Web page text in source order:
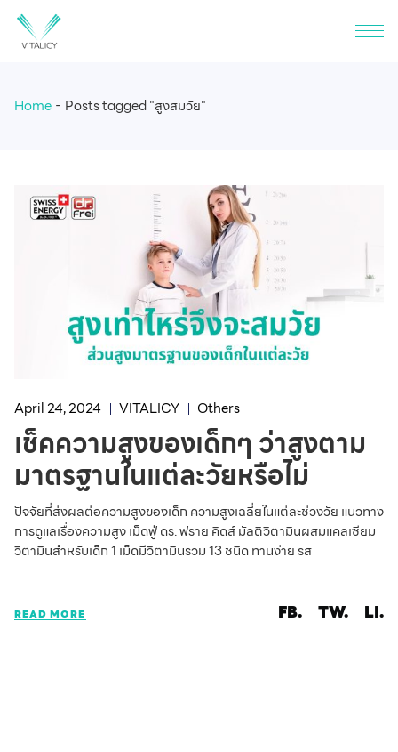
Home Posts tagged "สูงสมวัย"
April 24, 2024 VITALICY Others
เช็คความสูงของเด็กๆ ว่าสูงตาม
มาตรฐานในแต่ละวัยหรือไม่
ปัจจัยที่ส่งผลต่อความสูงของเด็ก ความสูงเฉลี่ยในแต่ละช่วงวัย แนวทาง
การดูแลเรื่องความสูง เม็ดฟู่ ดร. ฟราย คิดส์ มัลติวิตามินผสมแคลเซียม
วิตามินสำหรับเด็ก 1 เม็ดมีวิตามินรวม 13 ชนิด ทานง่าย รส
READ MORE FB. TW. LI.